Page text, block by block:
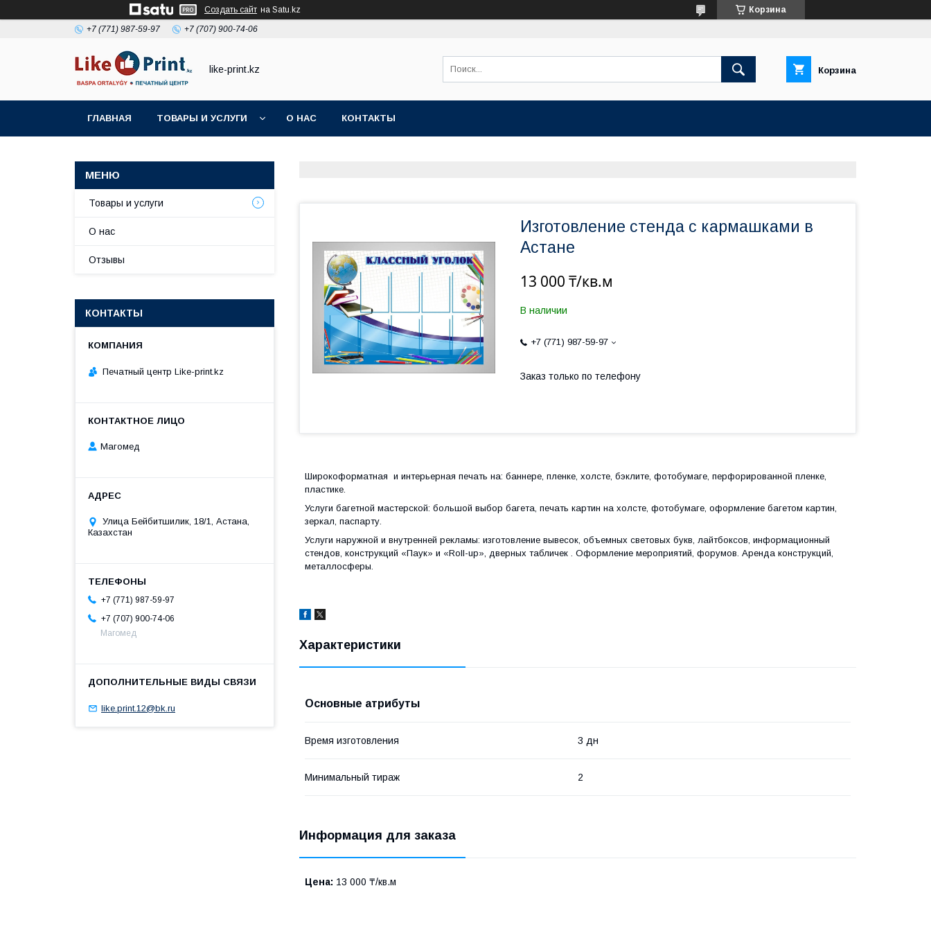
Создать сайт на Satu.kz Корзина
+7 (771) 987-59-97 +7 (707) 900-74-06
like-print.kz Корзина
ГЛАВНАЯ ТОВАРЫ И УСЛУГИ О НАС КОНТАКТЫ
Изготовление стенда с кармашками в
Астане
13 000 ₸/кв.м
В наличии
+7 (771) 987-59-97
Заказ только по телефону
Широкоформатная и интерьерная печать на: баннере, пленке, холсте, бэклите, фотобумаге, перфорированной пленке,
пластике.
Услуги багетной мастерской: большой выбор багета, печать картин на холсте, фотобумаге, оформление багетом картин,
зеркал, паспарту.
Услуги наружной и внутренней рекламы: изготовление вывесок, объемных световых букв, лайтбоксов, информационный
стендов, конструкций «Паук» и «Roll-up», дверных табличек . Оформление мероприятий, форумов. Аренда конструкций,
металлосферы.
Характеристики
Основные атрибуты
Время изготовления 3 дн
Минимальный тираж 2
Информация для заказа
Цена: 13 000 ₸/кв.м
Товары и услуги
О нас
Отзывы
КОНТАКТЫ
Печатный центр Like-print.kz
Магомед
Улица Бейбитшилик, 18/1, Астана,
Казахстан
+7 (771) 987-59-97
+7 (707) 900-74-06
Магомед
like.print.12@bk.ru